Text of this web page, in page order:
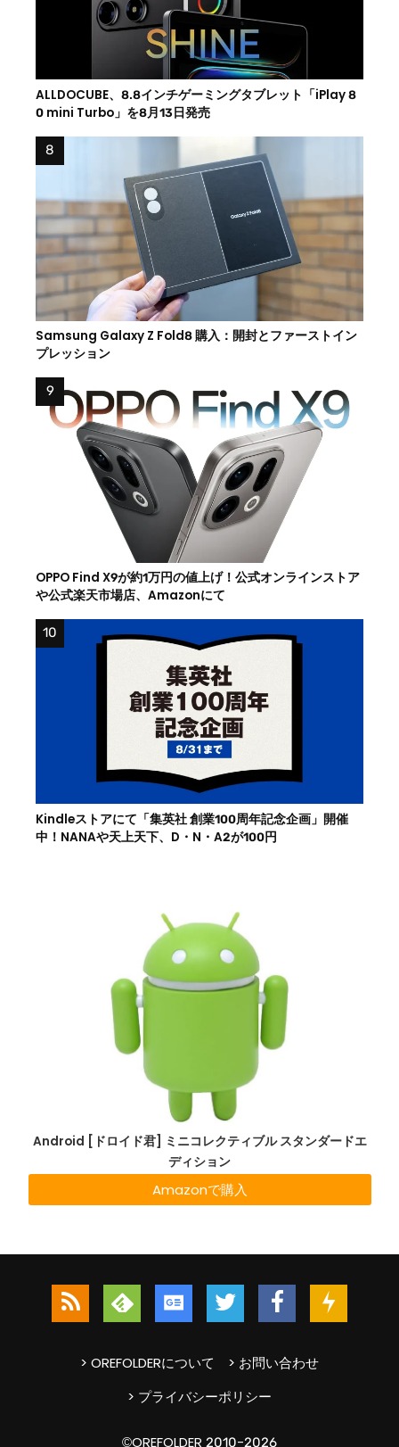
ALLDOCUBE、8.8インチゲーミングタブレット「iPlay 8
0 mini Turbo」を8月13日発売
Samsung Galaxy Z Fold8 購入：開封とファーストイン
プレッション
OPPO Find X9が約1万円の値上げ！公式オンラインストア
や公式楽天市場店、Amazonにて
Kindleストアにて「集英社 創業100周年記念企画」開催
中！NANAや天上天下、D・N・A2が100円
Android [ドロイド君] ミニコレクティブル スタンダードエ
ディション
Amazonで購入
> OREFOLDERについて
> お問い合わせ
> プライバシーポリシー
©OREFOLDER 2010-2026